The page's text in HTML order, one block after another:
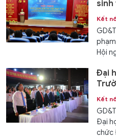
sinh
Kết
Hội
Đại
học
Kết
Đại
chức